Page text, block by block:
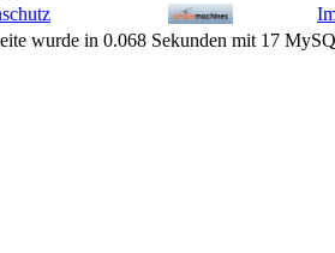
wurde in 0.068 Sekunden mit 17